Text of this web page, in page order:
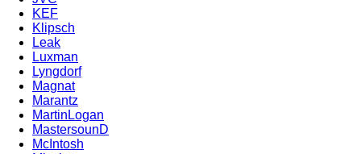
KEF
Klipsch
Leak
Luxman
Lyngdorf
Magnat
Marantz
MartinLogan
MastersounD
McIntosh